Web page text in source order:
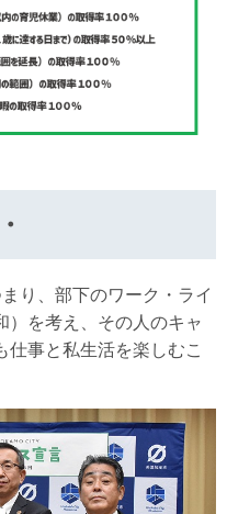
り、部下のワーク・ライ
）を考え、その人のキャ
仕事と私生活を楽しむこ